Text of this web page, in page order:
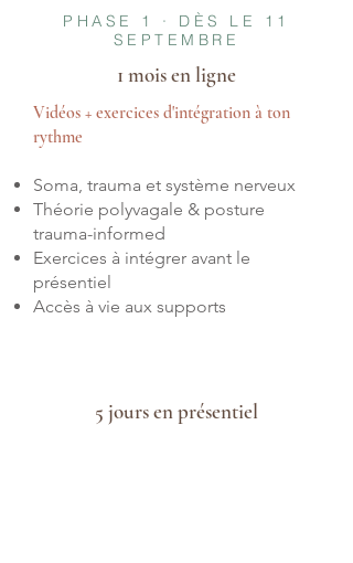
PHASE 1 · DÈS LE 11
SEPTEMBRE
1 mois en ligne
Vidéos + exercices d'intégration à ton
rythme
Soma, trauma et système nerveux
Théorie polyvagale & posture
trauma-informed
Exercices à intégrer avant le
présentiel
Accès à vie aux supports
5 jours en présentiel